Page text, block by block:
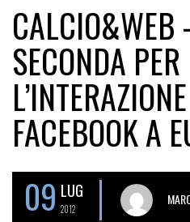
CALCIO&WEB
SECONDA PER
FACEBOOK A
09 LUG
2012